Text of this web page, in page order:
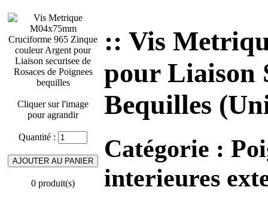
Cliquer sur l'image
pour agrandir
Quantité :
0 produit(s)
:: Vis
pour Liaison
Bequilles
Catégorie :
interieures